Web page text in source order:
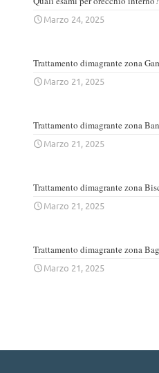
Marzo 24, 2025
Trattamento dimagrante zona
Marzo 21, 2025
Trattamento dimagrante zona
Marzo 21, 2025
Trattamento dimagrante zona
Marzo 21, 2025
Trattamento dimagrante zona
Marzo 21, 2025